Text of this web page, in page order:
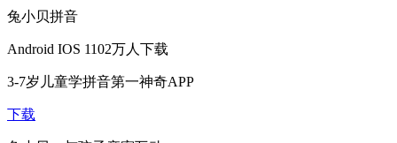
兔小贝拼音
Android IOS 1102万人下载
3-7岁儿童学拼音第一神奇APP
下载